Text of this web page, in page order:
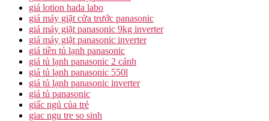
giá lotion hada labo
giá máy giặt cửa trước panasonic
giá máy giặt panasonic 9kg inverter
giá máy giặt panasonic inverter
giá tiền tủ lạnh panasonic
giá tủ lạnh panasonic 2 cánh
giá tủ lạnh panasonic 550l
giá tủ lạnh panasonic inverter
giá tủ panasonic
giấc ngủ của trẻ
giac ngu tre so sinh